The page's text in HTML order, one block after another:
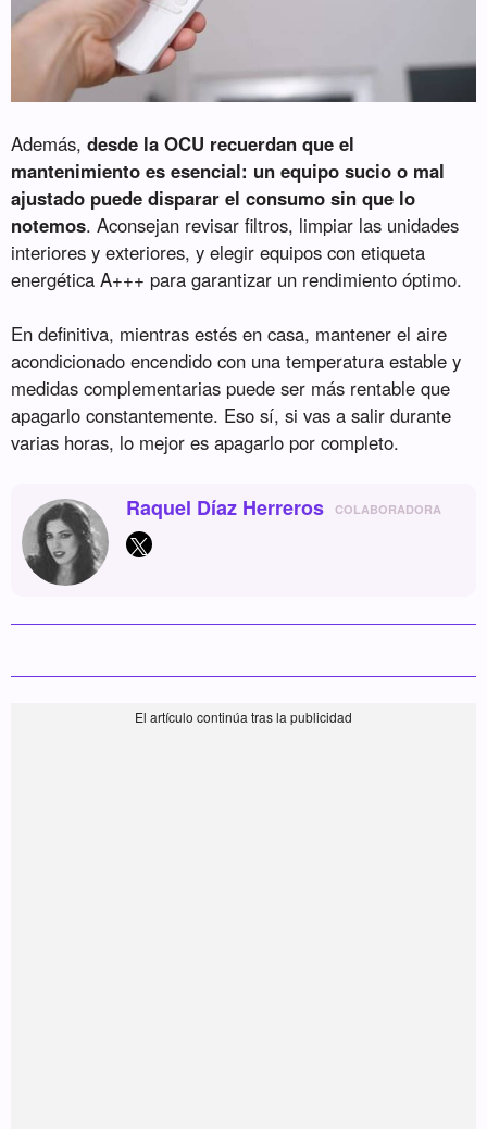
Además, desde la OCU recuerdan que el
mantenimiento es esencial: un equipo sucio o mal
ajustado puede disparar el consumo sin que lo
notemos. Aconsejan revisar filtros, limpiar las unidades
interiores y exteriores, y elegir equipos con etiqueta
energética A+++ para garantizar un rendimiento óptimo.
En definitiva, mientras estés en casa, mantener el aire
acondicionado encendido con una temperatura estable y
medidas complementarias puede ser más rentable que
apagarlo constantemente. Eso sí, si vas a salir durante
varias horas, lo mejor es apagarlo por completo.
Raquel Díaz Herreros COLABORADORA